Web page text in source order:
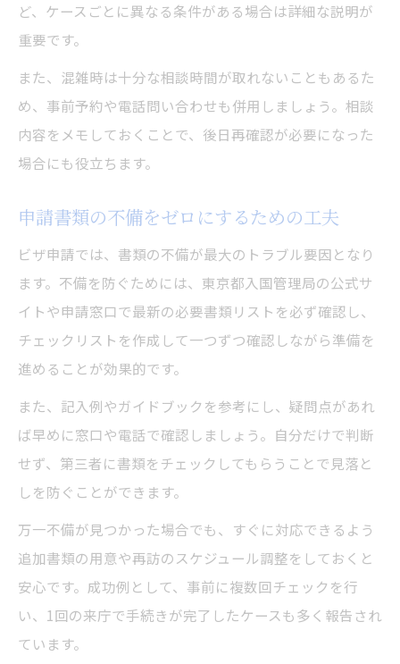
ど、ケースごとに異なる条件がある場合は詳細な説明が
重要です。
また、混雑時は十分な相談時間が取れないこともあるた
め、事前予約や電話問い合わせも併用しましょう。相談
内容をメモしておくことで、後日再確認が必要になった
場合にも役立ちます。
申請書類の不備をゼロにするための工夫
ビザ申請では、書類の不備が最大のトラブル要因となり
ます。不備を防ぐためには、東京都入国管理局の公式サ
イトや申請窓口で最新の必要書類リストを必ず確認し、
チェックリストを作成して一つずつ確認しながら準備を
進めることが効果的です。
また、記入例やガイドブックを参考にし、疑問点があれ
ば早めに窓口や電話で確認しましょう。自分だけで判断
せず、第三者に書類をチェックしてもらうことで見落と
しを防ぐことができます。
万一不備が見つかった場合でも、すぐに対応できるよう
追加書類の用意や再訪のスケジュール調整をしておくと
安心です。成功例として、事前に複数回チェックを行
い、1回の来庁で手続きが完了したケースも多く報告され
ています。